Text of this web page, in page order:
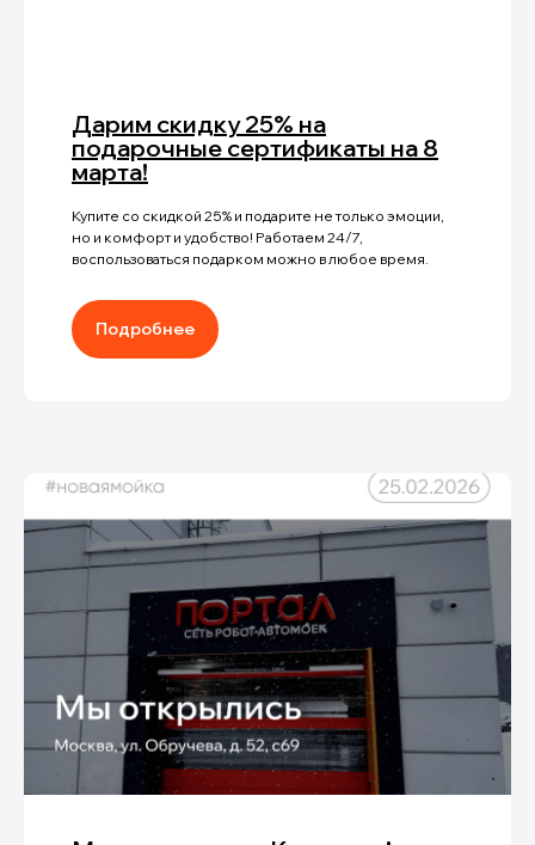
Дарим скидку 25% на
подарочные сертификаты на 8
марта!
Купите со скидкой 25% и подарите не только эмоции,
но и комфорт и удобство! Работаем 24/7,
воспользоваться подарком можно в любое время.
Подробнее